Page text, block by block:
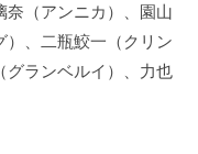
奈（アンニカ）、園山
）、二瓶鮫一（クリン
グランベルイ）、力也